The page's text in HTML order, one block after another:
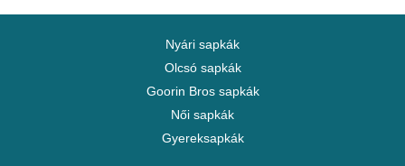
Nyári sapkák
Olcsó sapkák
Goorin Bros sapkák
Női sapkák
Gyereksapkák